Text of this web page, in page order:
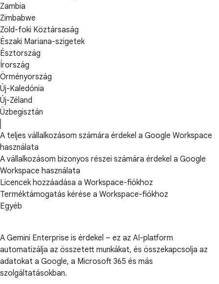
Zambia
Zimbabwe
Zöld-foki Köztársaság
Északi Mariana-szigetek
Észtország
Írország
Örményország
Új-Kaledónia
Új-Zéland
Üzbegisztán
A teljes vállalkozásom számára érdekel a Google Workspace
használata
A vállalkozásom bizonyos részei számára érdekel a Google
Workspace használata
Licencek hozzáadása a Workspace-fiókhoz
Terméktámogatás kérése a Workspace-fiókhoz
Egyéb
A Gemini Enterprise is érdekel – ez az AI-platform
automatizálja az összetett munkákat, és összekapcsolja az
adatokat a Google, a Microsoft 365 és más
szolgáltatásokban.